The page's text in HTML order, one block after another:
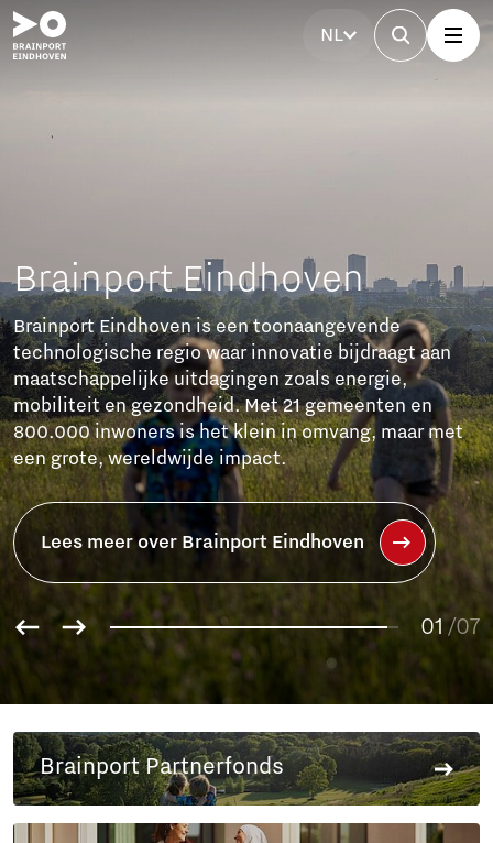
NL
Brainport Partnerfonds
Het Brainport Partnerfonds versterkt de regio met
investeringen van bedrijven. Samen werken ze aan
bereikbaarheid, betaalbare woningen, technisch
talent, een sterke arbeidsmarkt en sociale cohesie.
Dit zorgt voor duurzame groei en een goede balans
tussen welvaart en welzijn.
Lees meer over het Brainport
Partnerfonds
01
02
03
04
06
07
/07
Brainport Partnerfonds